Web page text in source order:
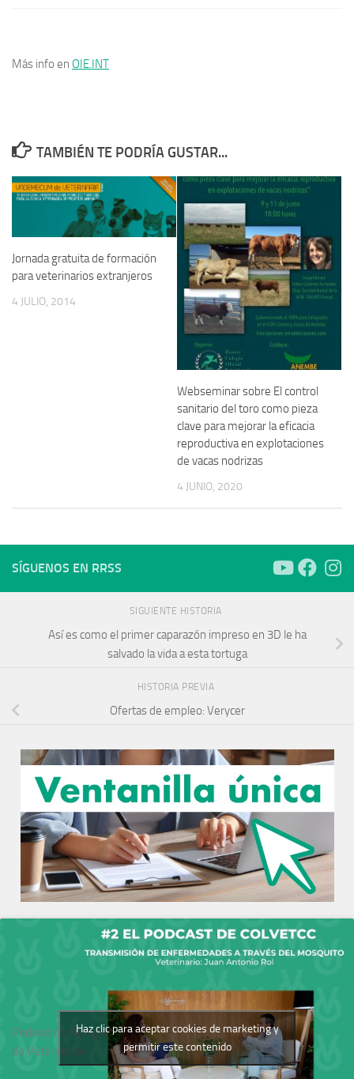
Más info en OIE.INT
TAMBIÉN TE PODRÍA GUSTAR...
Jornada gratuita de formación
para veterinarios extranjeros
4 JULIO, 2014
Webseminar sobre El control
sanitario del toro como pieza
clave para mejorar la eficacia
reproductiva en explotaciones
de vacas nodrizas
4 JUNIO, 2020
SÍGUENOS EN RRSS
SIGUIENTE HISTORIA
Así es como el primer caparazón impreso en 3D le ha
salvado la vida a esta tortuga
HISTORIA PREVIA
Ofertas de empleo: Verycer
Podcast del Colegio
de Veterinarios
Haz clic para aceptar cookies de marketing y
permitir este contenido